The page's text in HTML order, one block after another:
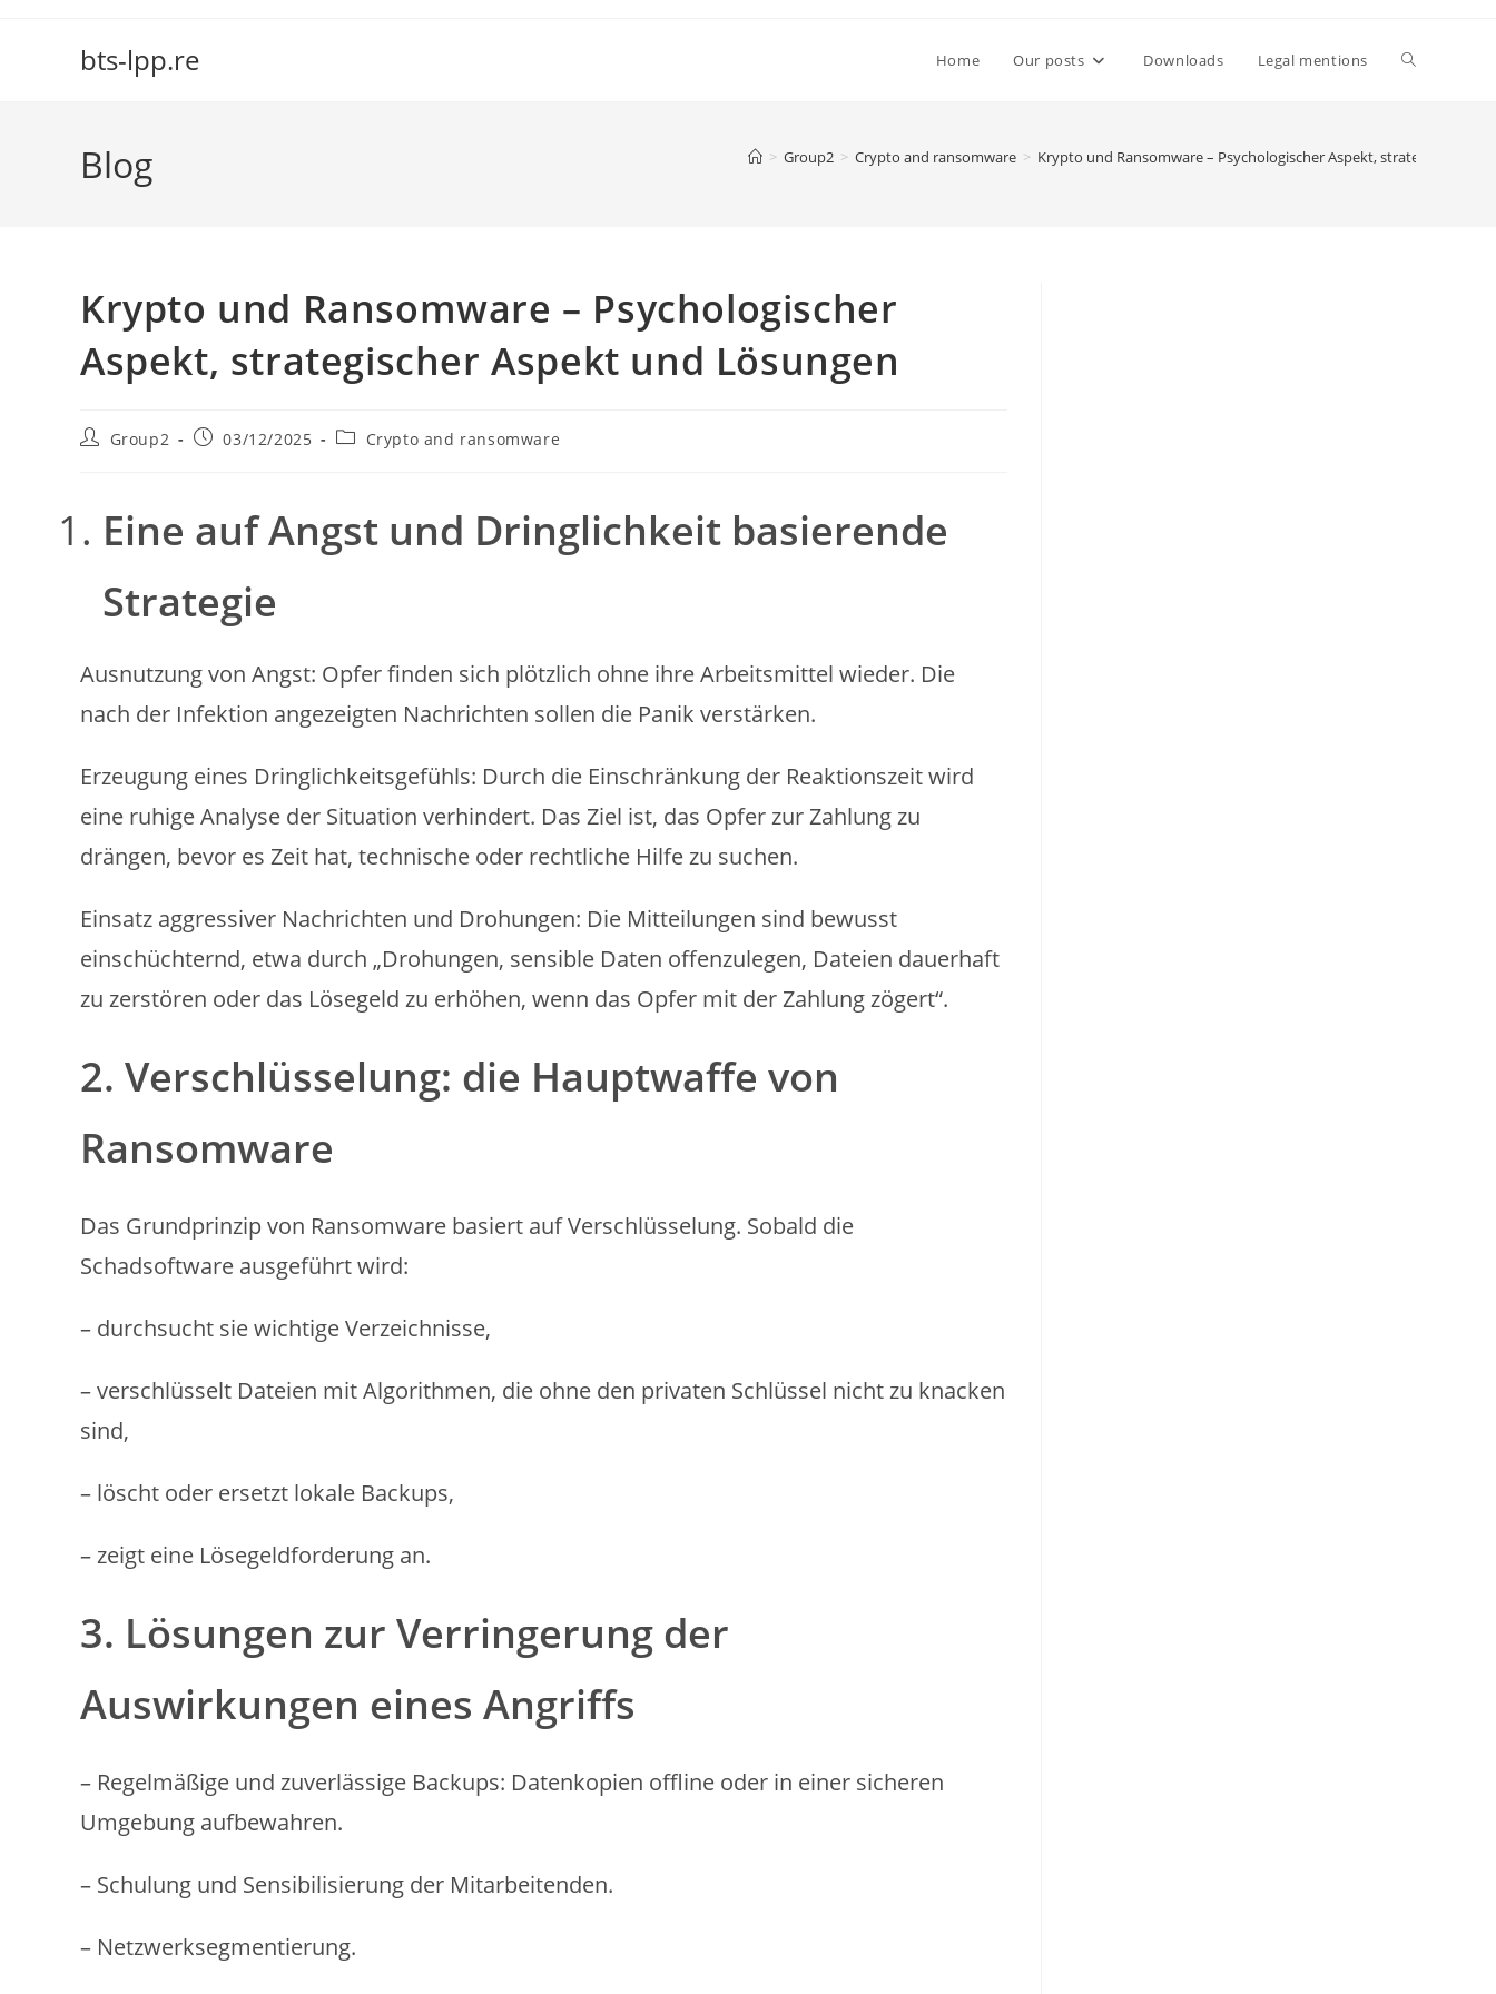
bts-lpp.re Home Our posts Downloads Legal mentions Toggle
Blog > Group2 > Crypto and ransomware > Krypto und Ransomware – Psychologischer Aspekt, strategischer
Krypto und Ransomware – Psychologischer
Aspekt, strategischer Aspekt und Lösungen
PostGroup2
Post03/12/2025
PostCrypto and ransomware
Eine auf Angst und Dringlichkeit basierende
Strategie
Ausnutzung von Angst: Opfer finden sich plötzlich ohne ihre Arbeitsmittel wieder. Die
nach der Infektion angezeigten Nachrichten sollen die Panik verstärken.
Erzeugung eines Dringlichkeitsgefühls: Durch die Einschränkung der Reaktionszeit wird
eine ruhige Analyse der Situation verhindert. Das Ziel ist, das Opfer zur Zahlung zu
drängen, bevor es Zeit hat, technische oder rechtliche Hilfe zu suchen.
Einsatz aggressiver Nachrichten und Drohungen: Die Mitteilungen sind bewusst
einschüchternd, etwa durch „Drohungen, sensible Daten offenzulegen, Dateien dauerhaft
zu zerstören oder das Lösegeld zu erhöhen, wenn das Opfer mit der Zahlung zögert“.
2. Verschlüsselung: die Hauptwaffe von
Ransomware
Das Grundprinzip von Ransomware basiert auf Verschlüsselung. Sobald die
Schadsoftware ausgeführt wird:
– durchsucht sie wichtige Verzeichnisse,
– verschlüsselt Dateien mit Algorithmen, die ohne den privaten Schlüssel nicht zu knacken
sind,
– löscht oder ersetzt lokale Backups,
– zeigt eine Lösegeldforderung an.
3. Lösungen zur Verringerung der
Auswirkungen eines Angriffs
– Regelmäßige und zuverlässige Backups: Datenkopien offline oder in einer sicheren
Umgebung aufbewahren.
– Schulung und Sensibilisierung der Mitarbeitenden.
– Netzwerksegmentierung.